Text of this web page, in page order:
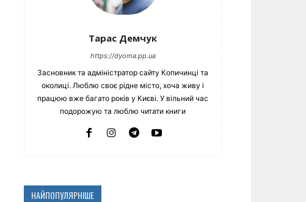
Тарас Демчук
https://dyoma.pp.ua
Засновник та адміністратор сайту Копичинці та
околиці. Люблю своє рідне місто, хоча живу і
працюю вже багато років у Києві. У вільний час
подорожую та люблю читати книги
НАЙПОПУЛЯРНІШЕ